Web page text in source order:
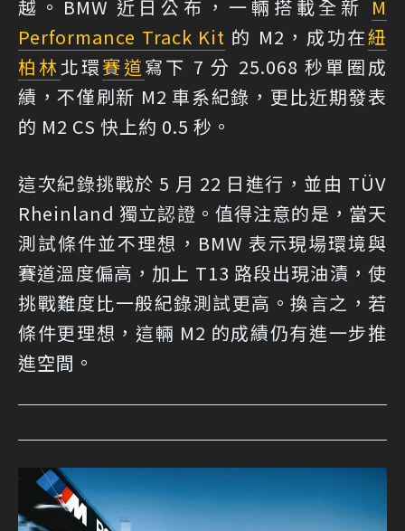
越。BMW 近日公布，一輛搭載全新 M
Performance Track Kit 的 M2，成功在紐
柏林北環賽道寫下 7 分 25.068 秒單圈成
績，不僅刷新 M2 車系紀錄，更比近期發表
的 M2 CS 快上約 0.5 秒。
這次紀錄挑戰於 5 月 22 日進行，並由 TÜV
Rheinland 獨立認證。值得注意的是，當天
測試條件並不理想，BMW 表示現場環境與
賽道溫度偏高，加上 T13 路段出現油漬，使
挑戰難度比一般紀錄測試更高。換言之，若
條件更理想，這輛 M2 的成績仍有進一步推
進空間。